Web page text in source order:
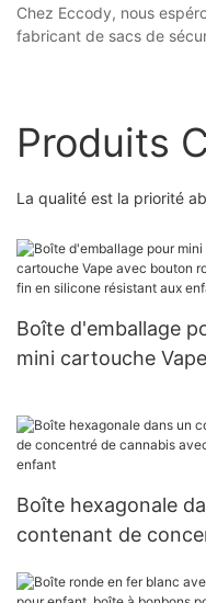
Chez Eccody, nous
fabricant de sacs de
Produits
La qualité est la priorité
Boîte d'emballage
mini cartouche
silicone résistant
enfants
Boîte hexagonale
contenant de
enfant